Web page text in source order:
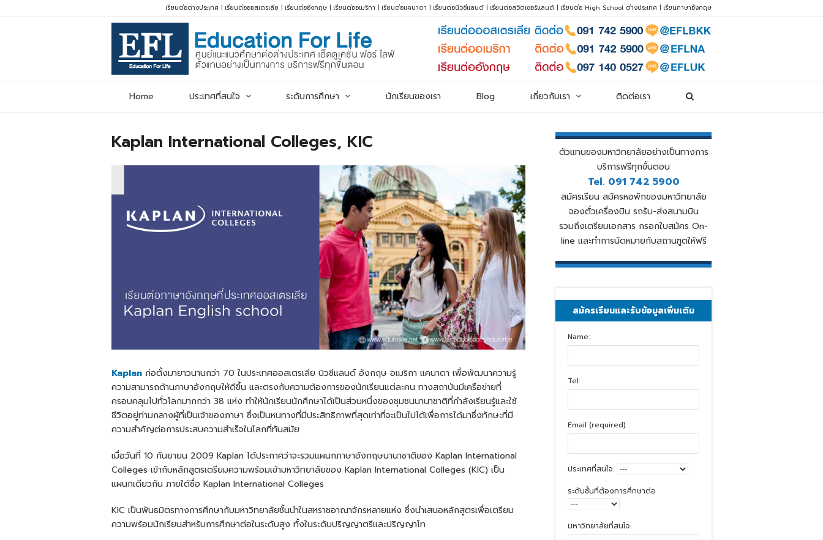
เรียนต่อต่างประเทศ | เรียนต่อออสเตรเลีย | เรียนต่ออังกฤษ | เรียนต่ออเมริกา | เรียนต่อแคนาดา | เรียนต่อนิวซีแลนด์ | เรียนต่อสวิตเซอร์แลนด์ | เรียนต่อ High School ต่างประเทศ | เรียนภาษาอังกฤษ
Home ประเทศที่สนใจ ระดับการศึกษา นักเรียนของเรา Blog เกี่ยวกับเรา ติดต่อเรา
Kaplan International Colleges, KIC
Kaplan ก่อตั้งมายาวนานกว่า 70 ในประเทศออสเตรเลีย นิวซีแลนด์ อังกฤษ อเมริกา แคนาดา เพื่อพัฒนาความรู้
ความสามารถด้านภาษาอังกฤษให้ดีขึ้น และตรงกับความต้องการของนักเรียนแต่ละคน ทางสถาบันมีเครือข่ายที่
ครอบคลุมไปทั่วโลกมากกว่า 38 แห่ง ทำให้นักเรียนนักศึกษาได้เป็นส่วนหนึ่งของชุมชนนานาชาติที่กำลังเรียนรู้และใช้
ชีวิตอยู่ท่ามกลางผู้ที่เป็นเจ้าของภาษา ซึ่งเป็นหนทางที่มีประสิทธิภาพที่สุดเท่าที่จะเป็นไปได้เพื่อการได้มาซึ่งทักษะที่มี
ความสำคัญต่อการประสบความสำเร็จในโลกที่ทันสมัย
เมื่อวันที่ 10 กันยายน 2009 Kaplan ได้ประกาศว่าจะรวมแผนกภาษาอังกฤษนานาชาติของ Kaplan International
Colleges เข้ากับหลักสูตรเตรียมความพร้อมเข้ามหาวิทยาลัยของ Kaplan International Colleges (KIC) เป็น
แผนกเดียวกัน ภายใต้ชื่อ Kaplan International Colleges
KIC เป็นพันธมิตรทางการศึกษากับมหาวิทยาลัยชั้นนำในสหราชอาณาจักรหลายแห่ง ซึ่งนำเสนอหลักสูตรเพื่อเตรียม
ความพร้อมนักเรียนสำหรับการศึกษาต่อในระดับสูง ทั้งในระดับปริญญาตรีและปริญญาโท
ตัวแทนของมหาวิทยาลัยอย่างเป็นทางการ
บริการฟรีทุกขั้นตอน
Tel. 091 742 5900
สมัครเรียน สมัครหอพักของมหาวิทยาลัย
จองตั๋วเครื่องบิน รถรับ-ส่งสนามบิน
รวมถึงเตรียมเอกสาร กรอกใบสมัคร On-
line และทำการนัดหมายกับสถานฑูตให้ฟรี
สมัครเรียนและรับข้อมูลเพิ่มเติม
Name:
Tel:
Email (required) :
ประเทศที่สนใจ:
ระดับชั้นที่ต้องการศึกษาต่อ
มหาวิทยาลัยที่สนใจ: